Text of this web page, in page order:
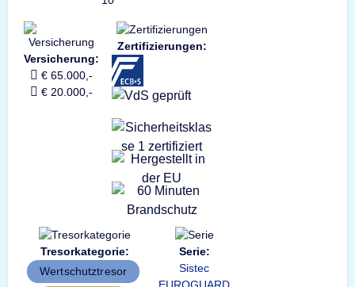
Versicherung:
€ 65.000,-
€ 20.000,-
Zertifizierungen:
Tresorkategorie:
Wertschutztresor
Serie:
Sistec